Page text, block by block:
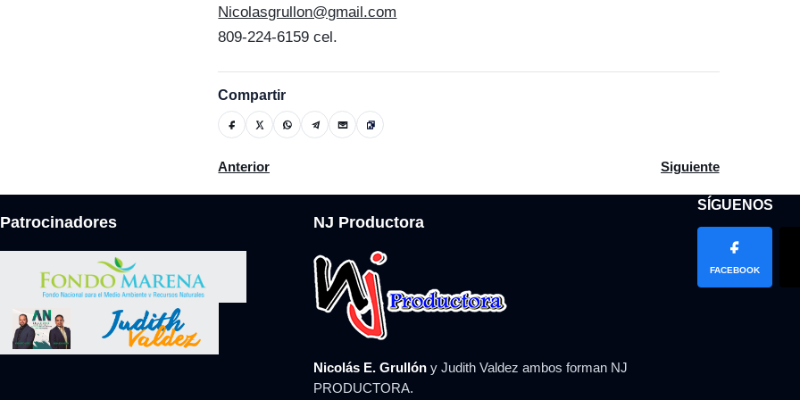
Nicolasgrullon@gmail.com
809-224-6159 cel.
Compartir
Artículo anterior: Gobierno dominicano anuncia revisión de Ley Hidrocarburos
Anterior Artículo siguiente:
Siguiente
Patrocinadores NJ Productora
Nicolás E. Grullóny Judith Valdez ambos forman NJ
PRODUCTORA.
SÍGUENOS
FACEBOOK